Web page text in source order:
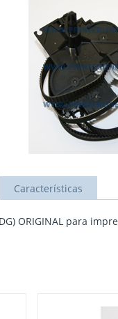
Características
ORIGINAL para